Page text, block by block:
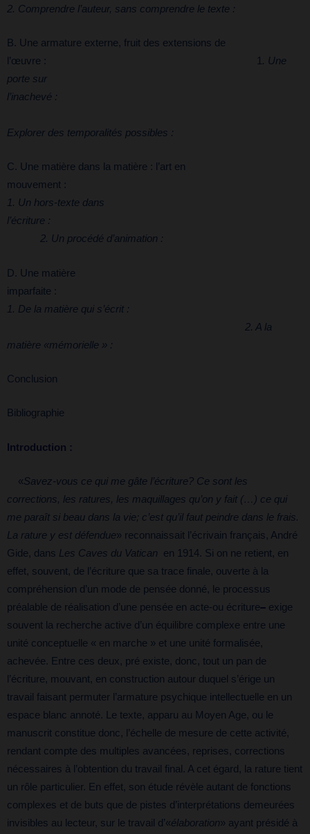
2. Comprendre l’auteur, sans comprendre le texte :
B. Une armature externe, fruit des extensions de
l’œuvre : 1 . Une
porte sur
l’inachevé :
Explorer des temporalités possibles :
C. Une matière dans la matière : l’art en
mouvement
1. Un hors-texte dans
l’écriture
2. Un procédé d’animation :
D. Une matière
1. De la matière qui s’écrit :
2. A la
matière «mémorielle » :
Conclusion
Bibliographie
Introduction :
«Savez-vous ce qui me gâte l’écriture? Ce sont les
corrections, les ratures, les maquillages qu’on y fait (…) ce qui
me paraît si beau dans la vie; c’est qu’il faut peindre dans le frais.
La rature y est défendue» reconnaissait l’écrivain français, André
Gide, dans Les Caves du Vatican
en 1914. Si on ne retient, en
effet, souvent, de l’écriture que sa trace finale, ouverte à la
compréhension d’un mode de pensée donné, le processus
préalable de réalisation d’une pensée en acte-ou écriture– exige
souvent la recherche active d’un équilibre complexe entre une
unité conceptuelle « en marche » et une unité formalisée,
achevée. Entre ces deux, pré existe, donc, tout un pan de
l’écriture, mouvant, en construction autour duquel s’érige un
travail faisant permuter l’armature psychique intellectuelle en un
espace blanc annoté. Le texte, apparu au Moyen Age, ou le
manuscrit constitue donc, l’échelle de mesure de cette activité,
rendant compte des multiples avancées, reprises, corrections
nécessaires à l’obtention du travail final. A cet égard, la rature tient
un rôle particulier. En effet, son étude révèle autant de fonctions
complexes et de buts que de pistes d’interprétations demeurées
invisibles au lecteur, sur le travail d’«élaboration» ayant présidé à